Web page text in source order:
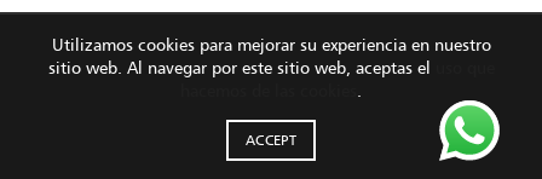
Utilizamos cookies para mejorar su experiencia en nuestro
sitio web. Al navegar por este sitio web, aceptas el
ACCEPT